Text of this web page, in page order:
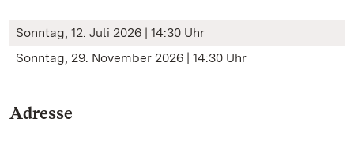
Sonntag, 12. Juli 2026 | 14:30 Uhr
Sonntag, 29. November 2026 | 14:30 Uhr
Adresse